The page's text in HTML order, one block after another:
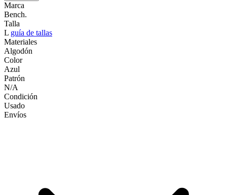
Marca
Bench.
Talla
L guía de tallas
Materiales
Algodón
Color
Azul
Patrón
N/A
Condición
Usado
Envíos